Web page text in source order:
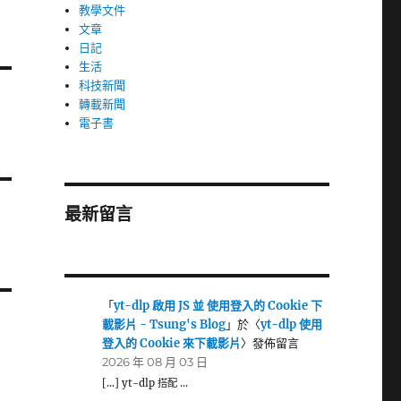
教學文件
文章
日記
生活
科技新聞
轉載新聞
電子書
最新留言
「yt-dlp 啟用 JS 並 使用登入的 Cookie 下
載影片 - Tsung's Blog」於〈yt-dlp 使用
登入的 Cookie 來下載影片〉發佈留言
2026 年 08 月 03 日
[…] yt-dlp 搭配 …